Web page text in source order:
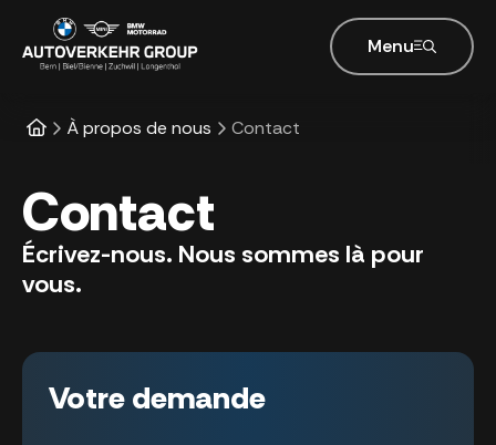
Menu
À propos de nous Contact
Contact
Écrivez-nous. Nous sommes là pour
vous.
Formulaire de contact
Votre demande